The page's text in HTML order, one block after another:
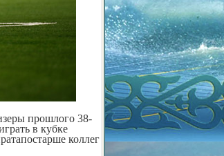
прошлого 38-
в кубке
коллег